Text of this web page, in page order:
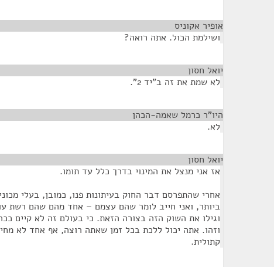
אופיר אקוניס
ושילמת הכול. אתה רואה?
יואל חסון
לא שמת את זה ב"יד 2".
היו"ר כרמל שאמה-הכהן
לא.
יואל חסון
אז אני מנצל את המינוי בדרך כלל עד תומו.
אחרי שהתפרסם דבר החוק בעיתונות פנו, כמובן, בעלי
ביותר, ואני חייב לומר שהם עצמם – אחד מהם שהם רשת
וגילו את השוק הזה בצורה הזאת. כי בעולם זה לא קיים
וזהו. אתה יכול ללכת בכל זמן שאתה רוצה, אף אחד לא
קתולית.